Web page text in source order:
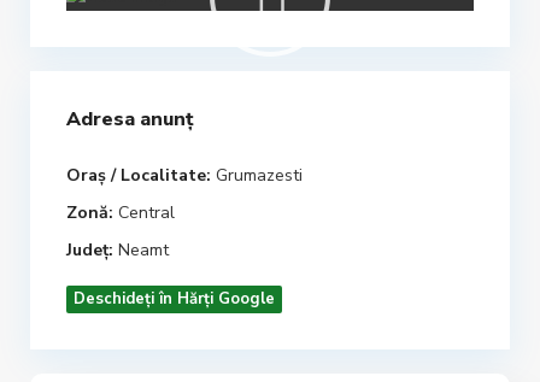
Adresa anunț
Oraș / Localitate: Grumazesti
Zonă: Central
Județ: Neamt
Deschideți în Hărți Google